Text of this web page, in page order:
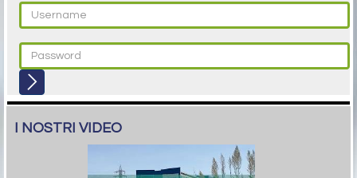
I NOSTRI VIDEO